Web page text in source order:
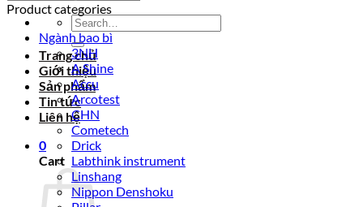
Search
for:
Trang chủ
Giới thiệu
Sản phẩm
Tin tức
Liên hệ
0
Cart
Product categories
Ngành bao bì
3NH
A Shine
Accu
Arcotest
CHN
Cometech
Drick
Labthink instrument
Linshang
Nippon Denshoku